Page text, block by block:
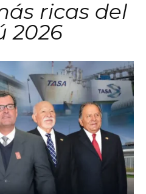
ricas del
2026